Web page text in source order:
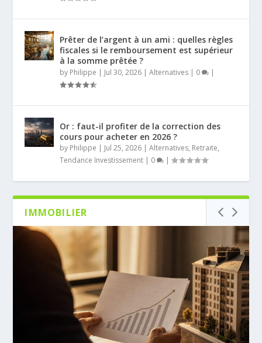
Prêter de l’argent à un ami : quelles règles
fiscales si le remboursement est supérieur
à la somme prêtée ?
by Philippe | Jul 30, 2026 |Alternatives | 0 |
Or : faut-il profiter de la correction des
cours pour acheter en 2026 ?
by Philippe | Jul 25, 2026 |Alternatives, Retraite,
Tendance Investissement | 0 |
IMMOBILIER